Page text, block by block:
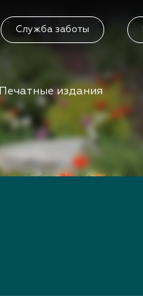
Служба заботы
Печатные издания
Участники
Биржа растений